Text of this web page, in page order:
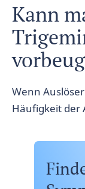
Kann
Wenn
Häufigkeit der